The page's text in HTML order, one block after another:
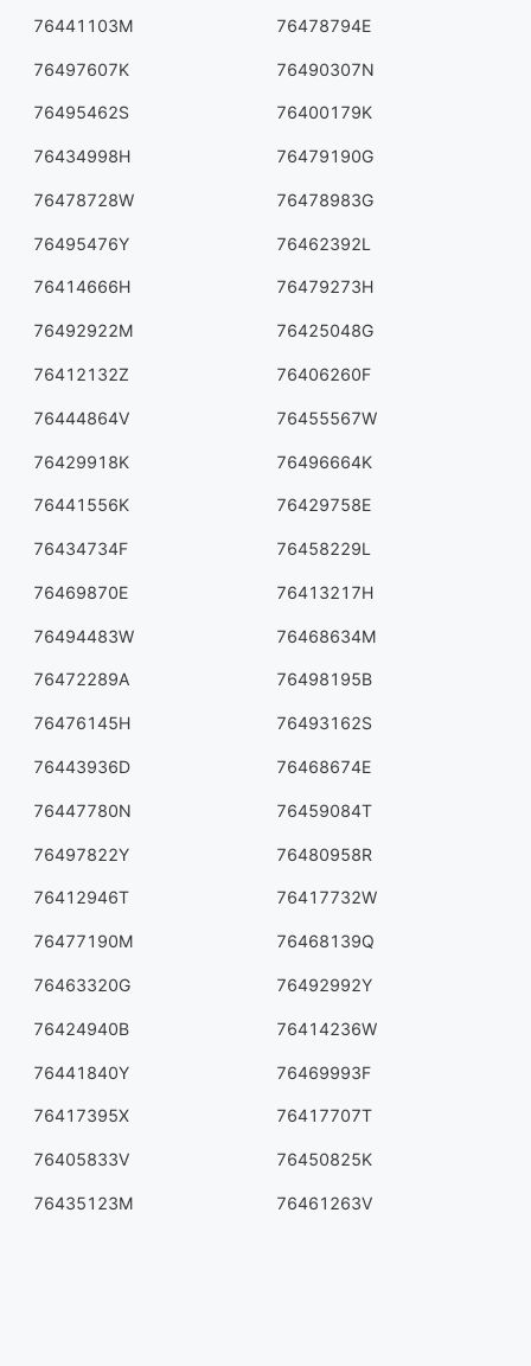
76441103M 76478794E
76497607K 76490307N
76495462S 76400179K
76434998H 76479190G
76478728W 76478983G
76495476Y 76462392L
76414666H 76479273H
76492922M 76425048G
76412132Z 76406260F
76444864V 76455567W
76429918K 76496664K
76441556K 76429758E
76434734F 76458229L
76469870E 76413217H
76494483W 76468634M
76472289A 76498195B
76476145H 76493162S
76443936D 76468674E
76447780N 76459084T
76497822Y 76480958R
76412946T 76417732W
76477190M 76468139Q
76463320G 76492992Y
76424940B 76414236W
76441840Y 76469993F
76417395X 76417707T
76405833V 76450825K
76435123M 76461263V